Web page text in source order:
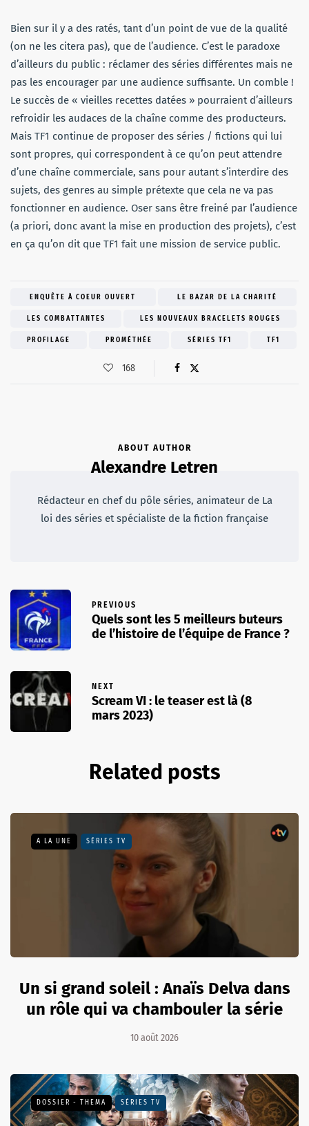
Bien sur il y a des ratés, tant d’un point de vue de la qualité
(on ne les citera pas), que de l’audience. C’est le paradoxe
d’ailleurs du public : réclamer des séries différentes mais ne
pas les encourager par une audience suffisante. Un comble !
Le succès de « vieilles recettes datées » pourraient d’ailleurs
refroidir les audaces de la chaîne comme des producteurs.
Mais TF1 continue de proposer des séries / fictions qui lui
sont propres, qui correspondent à ce qu’on peut attendre
d’une chaîne commerciale, sans pour autant s’interdire des
sujets, des genres au simple prétexte que cela ne va pas
fonctionner en audience. Oser sans être freiné par l’audience
(a priori, donc avant la mise en production des projets), c’est
en ça qu’on dit que TF1 fait une mission de service public.
ENQUÊTE À COEUR OUVERT LE BAZAR DE LA CHARITÉ
LES COMBATTANTES LES NOUVEAUX BRACELETS ROUGES
PROFILAGE PROMÉTHÉE SÉRIES TF1 TF1
168
ABOUT AUTHOR
Alexandre Letren
Rédacteur en chef du pôle séries, animateur de La
loi des séries et spécialiste de la fiction française
PREVIOUS
Quels sont les 5 meilleurs buteurs
de l’histoire de l’équipe de France ?
NEXT
Scream VI : le teaser est là (8
mars 2023)
Related posts
A LA UNE SÉRIES TV
Un si grand soleil : Anaïs Delva dans
un rôle qui va chambouler la série
10 août 2026
DOSSIER - THEMA SÉRIES TV